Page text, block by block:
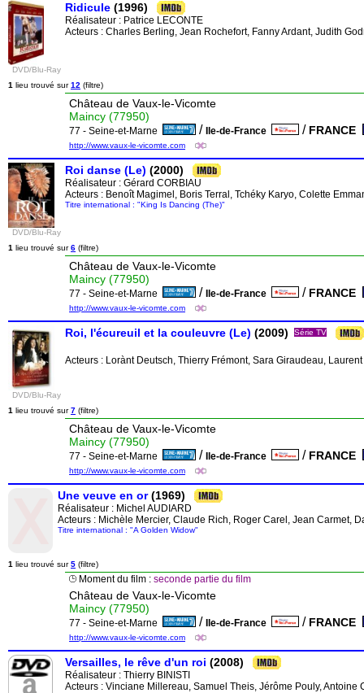
DVD/Blu-Ray
Ridicule (1996)
Réalisateur : Patrice LECONTE
Acteurs : Charles Berling, Jean Rochefort, Fanny Ardant, Judith
1 lieu trouvé sur12 (filtre)
Château de Vaux-le-Vicomte
Maincy (77950)
77 - Seine-et-Marne / Ile-de-France / FRANCE
http://www.vaux-le-vicomte.com
DVD/Blu-Ray
Roi danse (Le) (2000)
Réalisateur : Gérard CORBIAU
Acteurs : Benoît Magimel, Boris Terral, Tchéky Karyo, Colette
Titre international : "King Is Dancing (The)"
1 lieu trouvé sur6 (filtre)
Château de Vaux-le-Vicomte
Maincy (77950)
77 - Seine-et-Marne / Ile-de-France / FRANCE
http://www.vaux-le-vicomte.com
DVD/Blu-Ray
Roi, l'écureuil et la couleuvre (Le) (2009) Série TV
Acteurs : Lorànt Deutsch, Thierry Frémont, Sara Giraudeau,
1 lieu trouvé sur7 (filtre)
Château de Vaux-le-Vicomte
Maincy (77950)
77 - Seine-et-Marne / Ile-de-France / FRANCE
http://www.vaux-le-vicomte.com
Une veuve en or(1969)
Réalisateur : Michel AUDIARD
Acteurs : Michèle Mercier, Claude Rich, Roger Carel, Jean Carmet,
Titre international : "A Golden Widow"
1 lieu trouvé sur5 (filtre)
Moment du film : seconde partie du film
Château de Vaux-le-Vicomte
Maincy (77950)
77 - Seine-et-Marne / Ile-de-France / FRANCE
http://www.vaux-le-vicomte.com
Versailles, le rêve d'un roi (2008)
Réalisateur : Thierry BINISTI
Acteurs : Vinciane Millereau, Samuel Theis, Jérôme Pouly,